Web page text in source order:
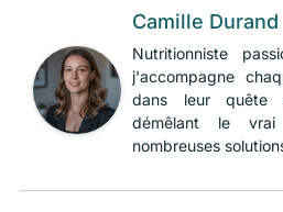
Camille Durand
Nutritionniste
j'accompagne
dans leur quête
démêlant le
nombreuses